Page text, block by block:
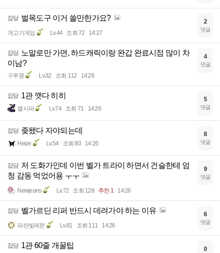
잡담 벌목도구 이거 쓸만한가요?
개고기게임 Lv.44 조회 72 14:27
2
댓글
잡담 노말로만 가면, 하드캐릭이랑 완갑 완료시점 많이 차
이남?
구루뭉 Lv.32 조회 112 14:26
4
댓글
잡담 1관 깻다 히히
캘시퍼 Lv.74 조회 71 14:26
5
댓글
잡담 좆됐다 자야되는데
Heize Lv.54 조회 80 14:26
8
댓글
잡담 저 도화가인데 이번 벨가 트라이 하면서 건슬한테 엄
청 감동 먹었어용 ㅜㅜ
Newjeans Lv.72 조회 128 추천 1 14:26
9
댓글
잡담 벨가르딘 리퍼 반드시 데려가야 하는 이유
파란빛레몬 Lv.81 조회 111 14:26
6
댓글
잡담 1관 60줄 개꿀팁 0